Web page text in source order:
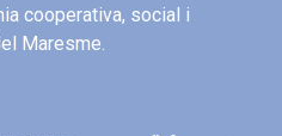
cooperativa, social i
Maresme.